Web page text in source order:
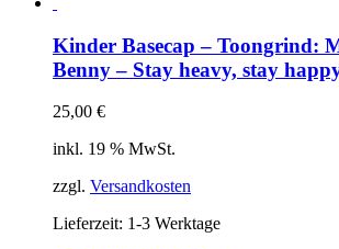
mehrere
Varianten
auf.
gewählt
werden
Kinder Basecap – Toongrind:
Benny – Stay heavy, stay
25,00 €
inkl. 19 % MwSt.
zzgl. Versandkosten
Lieferzeit: 1-3 Werktage